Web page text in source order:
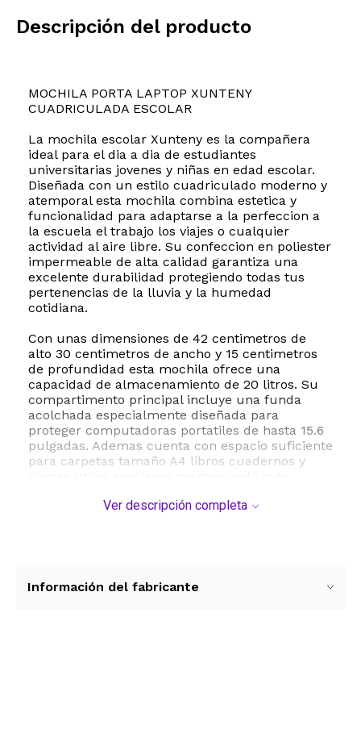
Descripción del producto
MOCHILA PORTA LAPTOP XUNTENY
CUADRICULADA ESCOLAR
La mochila escolar Xunteny es la compañera
ideal para el dia a dia de estudiantes
universitarias jovenes y niñas en edad escolar.
Diseñada con un estilo cuadriculado moderno y
atemporal esta mochila combina estetica y
funcionalidad para adaptarse a la perfeccion a
la escuela el trabajo los viajes o cualquier
actividad al aire libre. Su confeccion en poliester
impermeable de alta calidad garantiza una
excelente durabilidad protegiendo todas tus
pertenencias de la lluvia y la humedad
cotidiana.
Con unas dimensiones de 42 centimetros de
alto 30 centimetros de ancho y 15 centimetros
de profundidad esta mochila ofrece una
capacidad de almacenamiento de 20 litros. Su
compartimento principal incluye una funda
acolchada especialmente diseñada para
proteger computadoras portatiles de hasta 15.6
pulgadas. Ademas cuenta con espacio suficiente
para carpetas tamaño A4 libros cuadernos y
compartimentos y bolsillos de utilidad.
que distribuyen el peso de manera uniforme
Ver descripción completa
Información del fabricante